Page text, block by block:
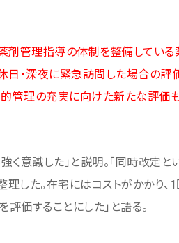
剤管理指導の体制を整備している
日・深夜に緊急訪問した場合の評
管理の充実に向けた新たな評価
意識した」と説明。「同時改定と
した。在宅にはコストがかかり、
価することにした」と語る。